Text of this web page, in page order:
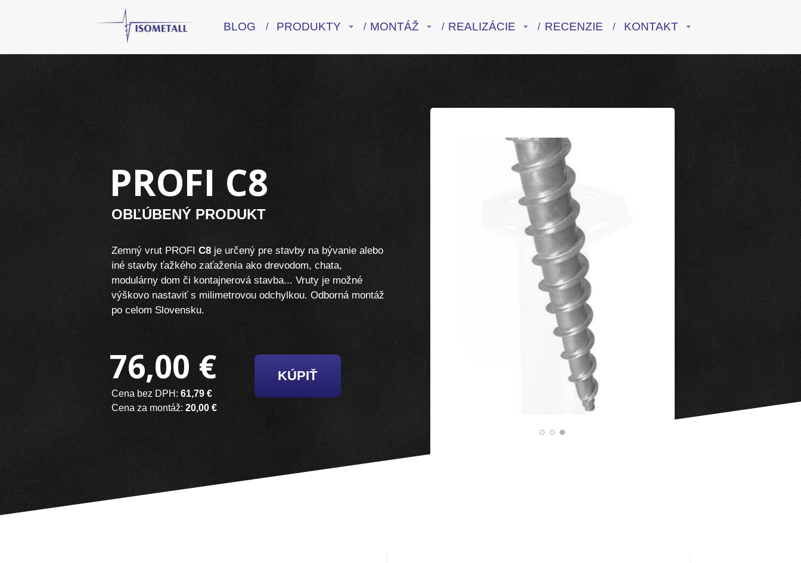
BLOG PRODUKTY MONTÁŽ REALIZÁCIE RECENZIE KONTAKT
PROFIC8
OBĽÚBENÝ PRODUKT
Zemný vrut PROFI C8je určený pre stavby na bývanie alebo
iné stavby ťažkého zaťaženia ako drevodom, chata,
modulárny dom či kontajnerová stavba... Vruty je možné
výškovo nastaviť s milimetrovou odchylkou. Odborná montáž
po celom Slovensku.
76,00 €
Cena bez DPH: 61,79 €
Cena za montáž:20,00 €
KÚPIŤ